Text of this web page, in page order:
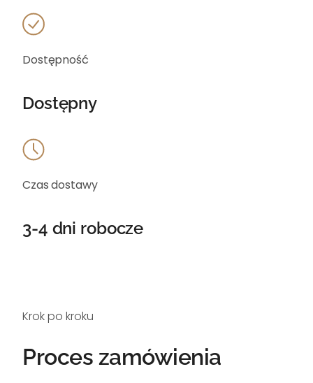
Dostępność
Dostępny
Czas dostawy
3-4 dni robocze
Krok po kroku
Proces zamówienia